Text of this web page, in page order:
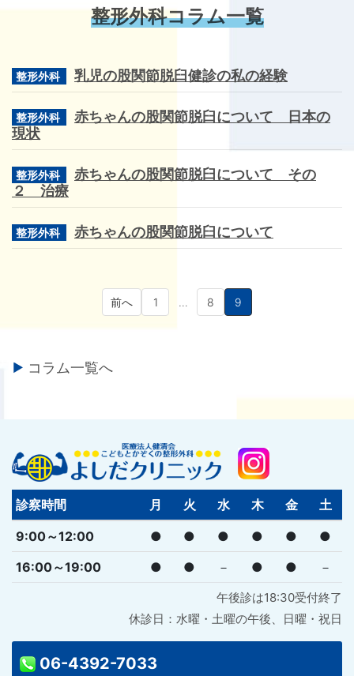
整形外科コラム一覧
整形外科 乳児の股関節脱臼健診の私の経験
整形外科
赤ちゃんの股関節脱臼について 日本の
現状
整形外科
赤ちゃんの股関節脱臼について その
２ 治療
整形外科 赤ちゃんの股関節脱臼について
前へ 1 … 8 9
コラム一覧へ
診察時間 月 火 水 木 金
土
9:00～12:00
● ● ● ● ●
●
16:00～19:00
● ● － ● ● －
午後診は18:30受付終了
休診日：水曜・土曜の午後、日曜・祝日
06-4392-7033